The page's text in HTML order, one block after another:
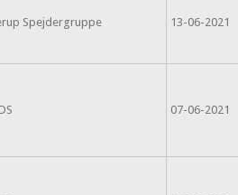
Spejdergruppe 13-06-2021
07-06-2021